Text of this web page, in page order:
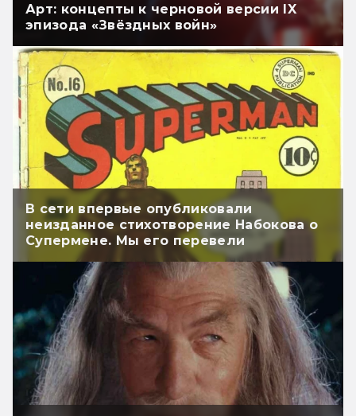
Арт: концепты к черновой версии IX
эпизода «Звёздных войн»
В сети впервые опубликовали
неизданное стихотворение Набокова о
Супермене. Мы его перевели